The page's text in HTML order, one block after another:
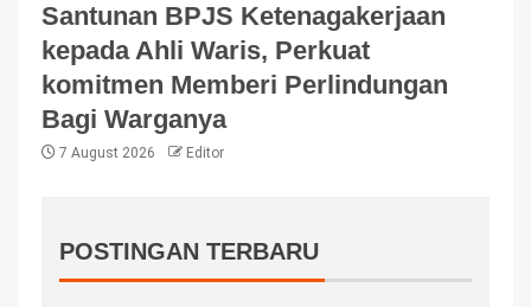
Santunan BPJS Ketenagakerjaan
kepada Ahli Waris, Perkuat
komitmen Memberi Perlindungan
Bagi Warganya
7 August 2026 Editor
POSTINGAN TERBARU